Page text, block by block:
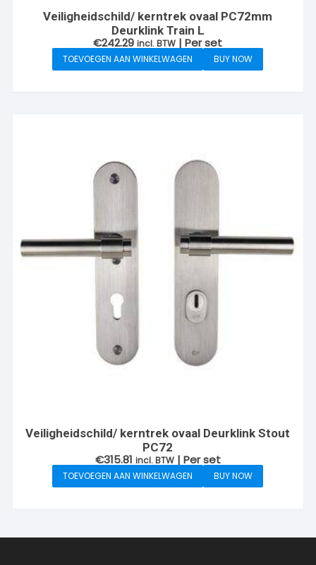
Veiligheidschild/ kerntrek ovaal PC72mm
Deurklink Train L
€242.29 incl. BTW | Per set
TOEVOEGEN AAN WINKELWAGEN BUY NOW
Veiligheidschild/ kerntrek ovaal Deurklink Stout
PC72
€315.81 incl. BTW | Per set
TOEVOEGEN AAN WINKELWAGEN BUY NOW